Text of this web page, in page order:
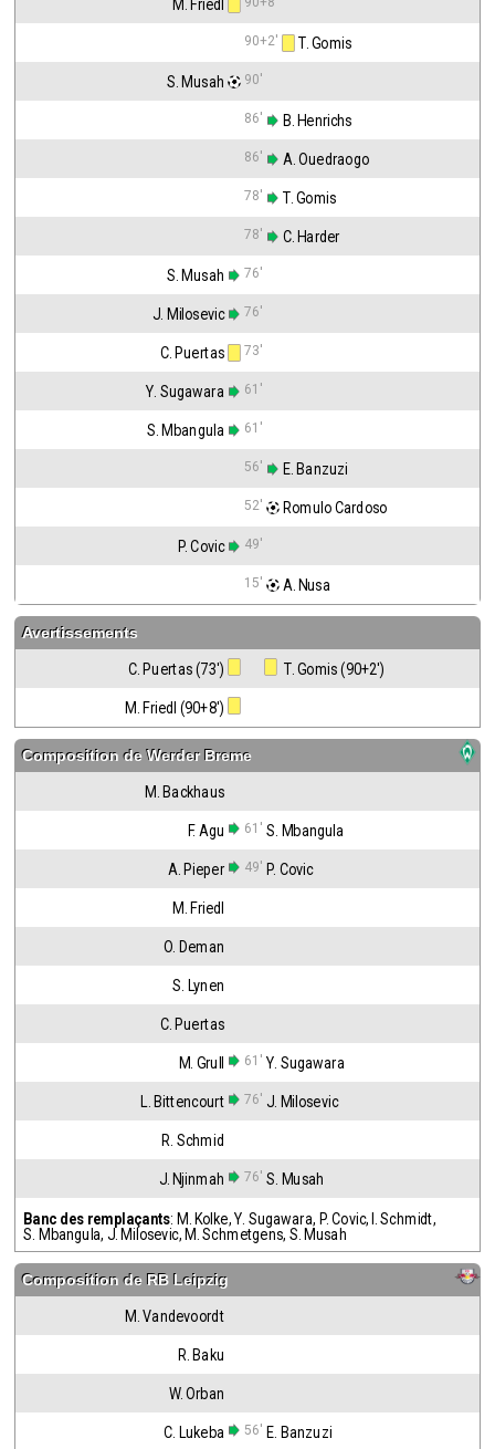
M. Friedl
90+2' T. Gomis
S. Musah 90'
86' B. Henrichs
86' A. Ouedraogo
78' T. Gomis
78' C. Harder
S. Musah 76'
J. Milosevic 76'
C. Puertas 73'
Y. Sugawara 61'
S. Mbangula 61'
56' E. Banzuzi
52' Romulo Cardoso
P. Covic 49'
15' A. Nusa
Avertissements
C. Puertas (73') T. Gomis (90+2')
M. Friedl (90+8')
Composition deWerder Breme
M. Backhaus
F. Agu 61' S. Mbangula
A. Pieper 49' P. Covic
M. Friedl
O. Deman
S. Lynen
C. Puertas
M. Grull 61' Y. Sugawara
L. Bittencourt 76' J. Milosevic
R. Schmid
J. Njinmah 76' S. Musah
Banc des remplaçants: M. Kolke,Y. Sugawara, P. Covic, I. Schmidt,
S. Mbangula, J. Milosevic, M. Schmetgens, S. Musah
Composition de RB Leipzig
M. Vandevoordt
R. Baku
W. Orban
C. Lukeba 56' E. Banzuzi